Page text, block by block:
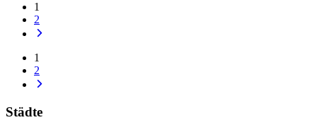
1
2
1
2
Städte